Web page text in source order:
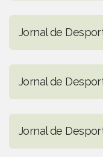
Jornal de
Jornal de
Jornal de